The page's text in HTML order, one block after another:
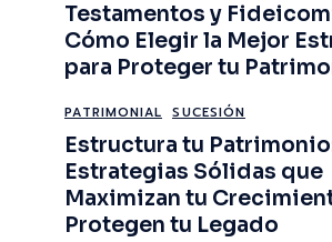
Testamentos y
Cómo Elegir la Mejor
para Proteger tu
PATRIMONIAL SUCESIÓN
Estructura tu
Estrategias Sólidas que
Maximizan tu
Protegen tu Legado